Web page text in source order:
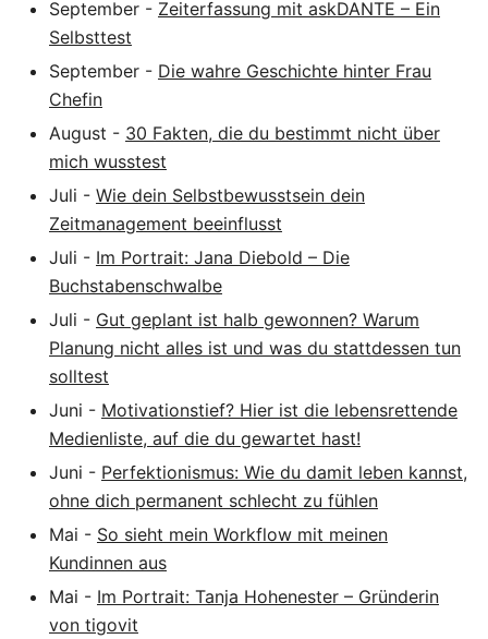
September - Zeiterfassung mit askDANTE – Ein
Selbsttest
September - Die wahre Geschichte hinter Frau
Chefin
August - 30 Fakten, die du bestimmt nicht über
mich wusstest
Juli - Wie dein Selbstbewusstsein dein
Zeitmanagement beeinflusst
Juli - Im Portrait: Jana Diebold – Die
Buchstabenschwalbe
Juli - Gut geplant ist halb gewonnen? Warum
Planung nicht alles ist und was du stattdessen tun
solltest
Juni - Motivationstief? Hier ist die lebensrettende
Medienliste, auf die du gewartet hast!
Juni - Perfektionismus: Wie du damit leben kannst,
ohne dich permanent schlecht zu fühlen
Mai - So sieht mein Workflow mit meinen
Kundinnen aus
Mai - Im Portrait: Tanja Hohenester – Gründerin
von tigovit